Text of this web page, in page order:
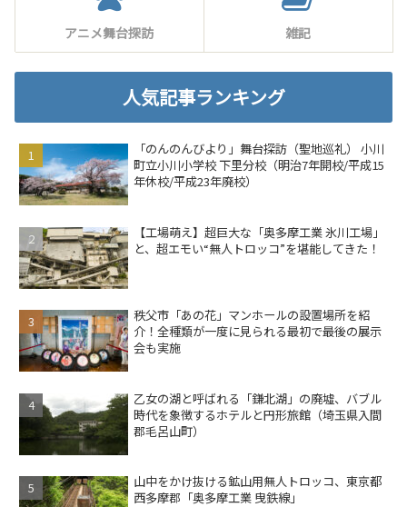
アニメ舞台探訪 雑記
人気記事ランキング
「のんのんびより」舞台探訪（聖地巡礼） 小川
町立小川小学校 下里分校（明治7年開校/平成15
年休校/平成23年廃校）
【工場萌え】超巨大な「奥多摩工業 氷川工場」
と、超エモい“無人トロッコ”を堪能してきた！
秩父市「あの花」マンホールの設置場所を紹
介！全種類が一度に見られる最初で最後の展示
会も実施
乙女の湖と呼ばれる「鎌北湖」の廃墟、バブル
時代を象徴するホテルと円形旅館（埼玉県入間
郡毛呂山町）
山中をかけ抜ける鉱山用無人トロッコ、東京都
西多摩郡「奥多摩工業 曳鉄線」